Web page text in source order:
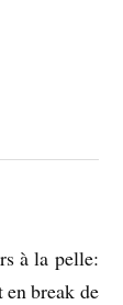
à la pelle:
en break de